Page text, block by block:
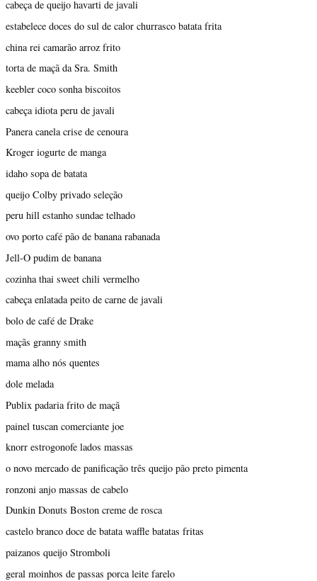
cabeça de queijo havarti de javali
estabelece doces do sul de calor churrasco batata frita
china rei camarão arroz frito
torta de maçã da Sra. Smith
keebler coco sonha biscoitos
cabeça idiota peru de javali
Panera canela crise de cenoura
Kroger iogurte de manga
idaho sopa de batata
queijo Colby privado seleção
peru hill estanho sundae telhado
ovo porto café pão de banana rabanada
Jell-O pudim de banana
cozinha thai sweet chili vermelho
cabeça enlatada peito de carne de javali
bolo de café de Drake
maçãs granny smith
mama alho nós quentes
dole melada
Publix padaria frito de maçã
painel tuscan comerciante joe
knorr estrogonofe lados massas
o novo mercado de panificação três queijo pão preto pimenta
ronzoni anjo massas de cabelo
Dunkin Donuts Boston creme de rosca
castelo branco doce de batata waffle batatas fritas
paizanos queijo Stromboli
geral moinhos de passas porca leite farelo